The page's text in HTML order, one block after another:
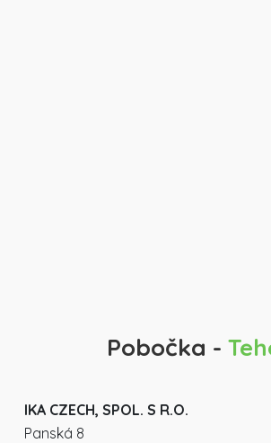
Pobočka -
IKA CZECH, SPOL. S R.O.
Panská 8